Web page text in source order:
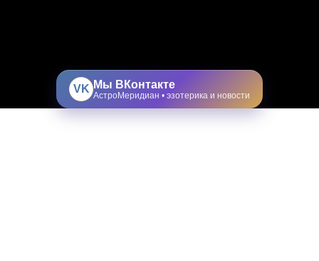
VK Мы ВКонтакте
АстроМеридиан • эзотерика и новости